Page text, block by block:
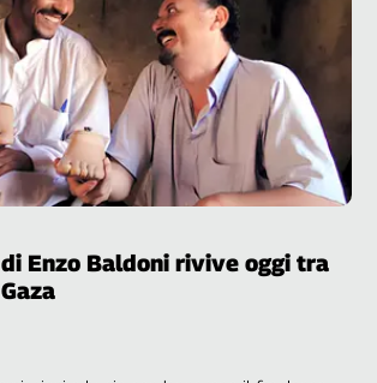
Enzo Baldoni rivive oggi tra